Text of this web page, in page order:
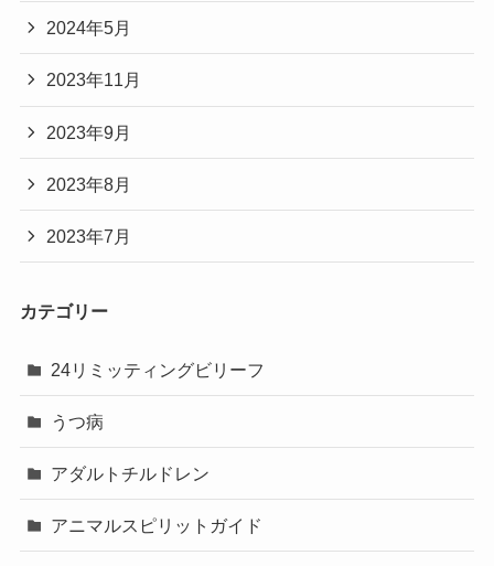
2024年5月
2023年11月
2023年9月
2023年8月
2023年7月
カテゴリー
24リミッティングビリーフ
うつ病
アダルトチルドレン
アニマルスピリットガイド